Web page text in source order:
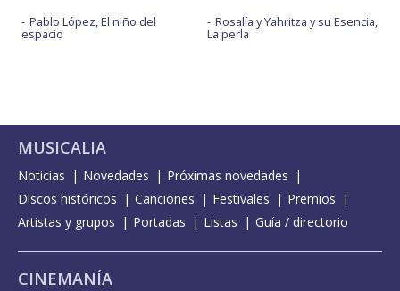
Pablo López, El niño del
espacio
Rosalía y Yahritza y su Esencia,
La perla
MUSICALIA
Noticias Novedades
Próximas novedades
Discos históricos
Canciones Festivales
Premios
Artistas y grupos
Portadas Listas Guía / directorio
CINEMANÍA